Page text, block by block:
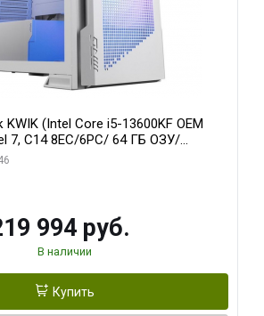
(Intel Core i5-13600KF OEM
7, C14 8EC/6PC/ 64 ГБ ОЗУ/
GAMING OC 8GB GDDR7 128bit
994 руб.
В наличии
Купить